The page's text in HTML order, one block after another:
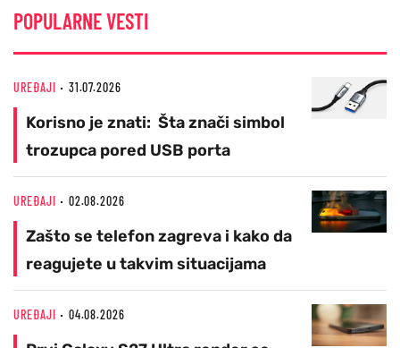
POPULARNE VESTI
UREĐAJI 31.07.2026
Korisno je znati: Šta znači simbol
trozupca pored USB porta
UREĐAJI 02.08.2026
Zašto se telefon zagreva i kako da
reagujete u takvim situacijama
UREĐAJI 04.08.2026